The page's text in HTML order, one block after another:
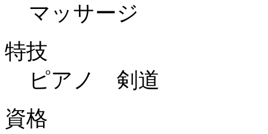
マッサージ
特技
ピアノ 剣道
資格